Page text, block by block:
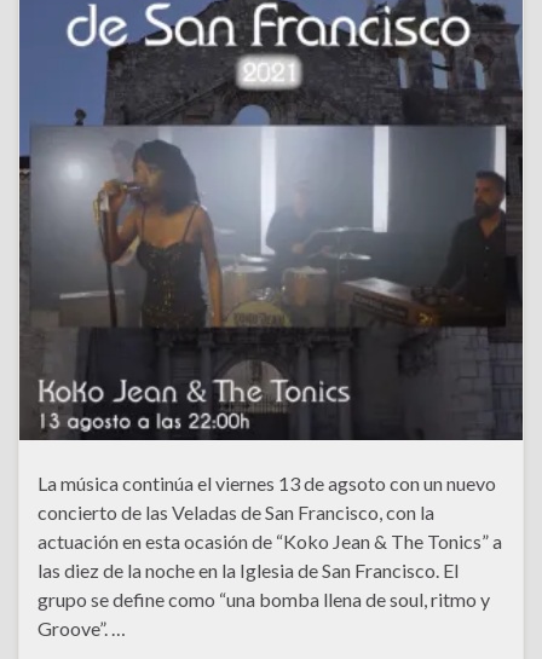
La música continúa el viernes 13 de agsoto con un nuevo
concierto de las Veladas de San Francisco, con la
actuación en esta ocasión de “Koko Jean & The Tonics” a
las diez de la noche en la Iglesia de San Francisco. El
grupo se define como “una bomba llena de soul, ritmo y
Groove”. …